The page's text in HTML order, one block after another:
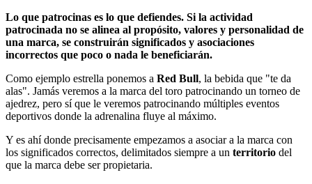
Lo que patrocinas es lo que defiendes. Si la actividad
patrocinada no se alinea al propósito, valores y personalidad de
una marca, se construirán significados y asociaciones
incorrectos que poco o nada le beneficiarán.
Como ejemplo estrella ponemos a Red Bull, la bebida que "te da
alas". Jamás veremos a la marca del toro patrocinando un torneo de
ajedrez, pero sí que le veremos patrocinando múltiples eventos
deportivos donde la adrenalina fluye al máximo.
Y es ahí donde precisamente empezamos a asociar a la marca con
los significados correctos, delimitados siempre a un territorio del
que la marca debe ser propietaria.